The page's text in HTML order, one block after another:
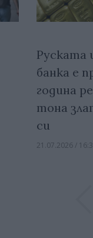
Руската
банка е
година
тона
си
21.07.2026 /